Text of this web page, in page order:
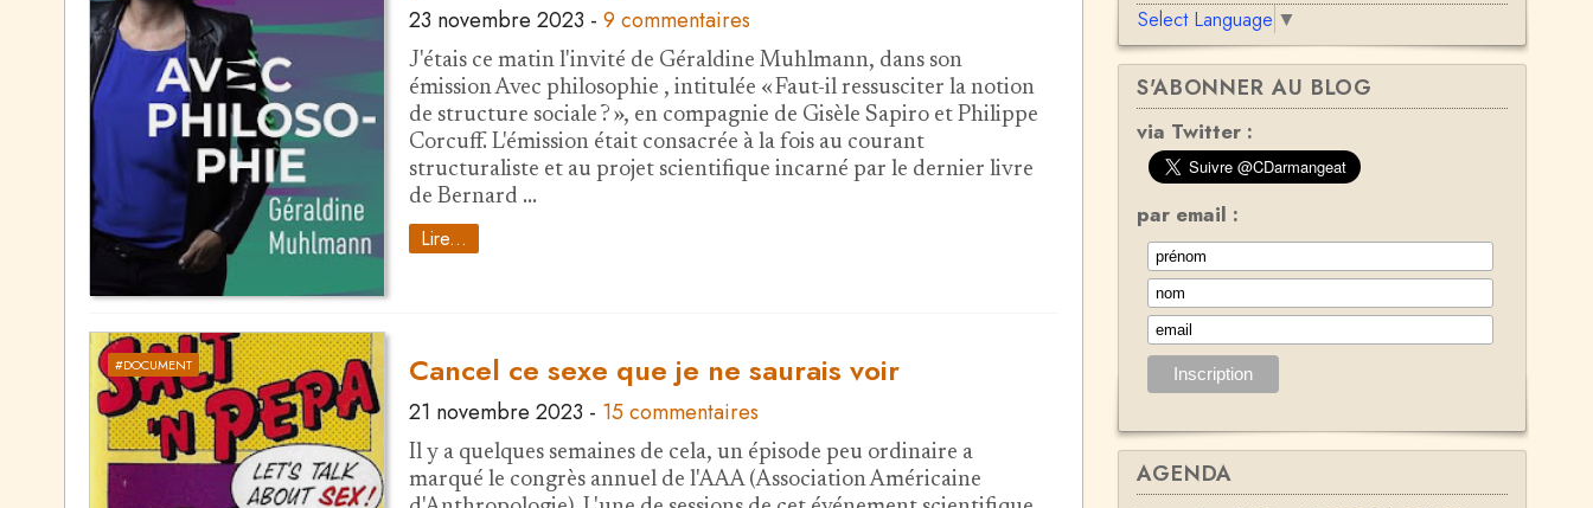
23 novembre 2023 - 9 commentaires
J'étais ce matin l'invité de Géraldine Muhlmann, dans son
émission Avec philosophie , intitulée « Faut-il ressusciter la notion
de structure sociale ? », en compagnie de Gisèle Sapiro et Philippe
Corcuff. L'émission était consacrée à la fois au courant
structuraliste et au projet scientifique incarné par le dernier livre
de Bernard …
Lire...
#DOCUMENT Cancel ce sexe que je ne saurais voir
21 novembre 2023 - 15 commentaires
Il y a quelques semaines de cela, un épisode peu ordinaire a
marqué le congrès annuel de l'AAA (Association Américaine
Select Language ▼
S'ABONNER AU BLOG
via Twitter :
par email :
AGENDA